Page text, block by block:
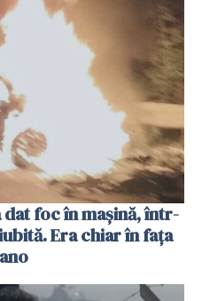
foc în mașină, într-
Era chiar în fața